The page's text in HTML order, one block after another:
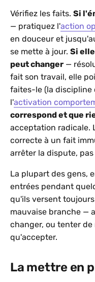
Vérifiez les faits. Si
— pratiquez l'action
en douceur et
se mette à jour. Si
peut changer —
fait son travail, elle
faites-le (la discipline
l'activation
correspond et que
acceptation radicale.
correcte à un fait
arrêter la dispute,
La plupart des gens,
entrées pendant
qu'ils versent
mauvaise branche —
changer, ou tenter
qu'accepter.
La mettre en